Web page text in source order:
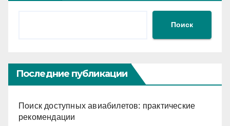
Поиск
Последние публикации
Поиск доступных авиабилетов: практические
рекомендации